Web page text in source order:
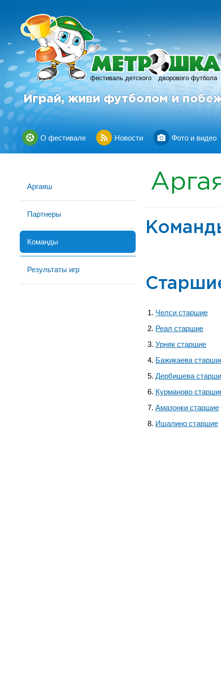
фестиваль детского дворового футбола
R
Играй, живи футболом и
О фестивале Новости Фото и видео
Аргаяш
Партнеры
Команды
Результаты игр
Челси старшие
Реал старшие
Урняк старшие
Бажикаева
Дербишева
Курманово
Амазонки старшие
Ишалино старшие